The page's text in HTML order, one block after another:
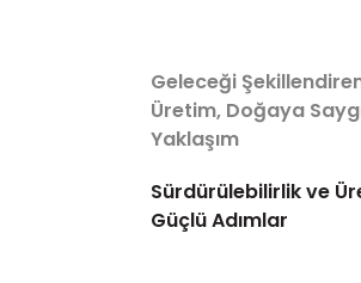
Geleceği
Üretim, Doğaya
Yaklaşım
Sürdürülebilirlik ve
Güçlü Adımlar